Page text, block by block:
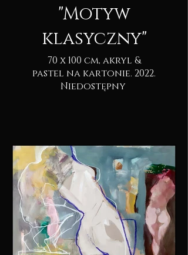
"Motyw
klasyczny"
70 x 100 cm, akryl &
pastel na kartonie. 2022.
Niedostępny